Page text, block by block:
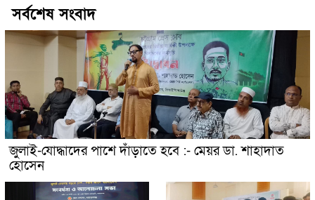
সর্বশেষ সংবাদ
জুলাই-যোদ্ধাদের পাশে দাঁড়াতে হবে :- মেয়র ডা. শাহাদাত
হোসেন